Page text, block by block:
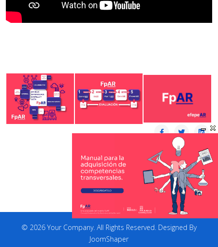
© 2026 Your Company. All Rights Reserved. Designed By
JoomShaper